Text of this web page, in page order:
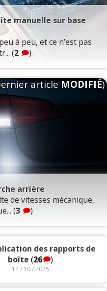
manuelle sur base
à peu, et ce n’est pas
(2 )
arrière
de vitesses mécanique,
(3 )
articleMODIFIÉ)
des rapports de
boîte (26 )
14 / 10 / 2025